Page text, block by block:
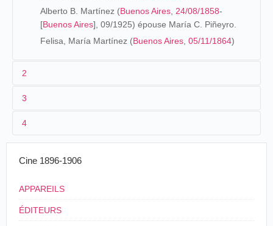
Alberto B. Martínez (Buenos Aires 24/08/1858-
[Buenos Aires], 09/1925) épouse María C. Piñeyro.
Felisa, María Martínez (Buenos Aires 05/11/1864)
2
un niño. En elcenso de 1869vive con su madre que
trabaja como sirvienta, y sus hermanos José Bernabé,
despierta un interés particular por las estadísticas y sus
conocimientos hacen que el Ayuntamiento deBuenos
Airesle encargue la dirección del censo de 1887 y que el
3
4
Cine 1896-1906
APPAREILS
ÉDITEURS